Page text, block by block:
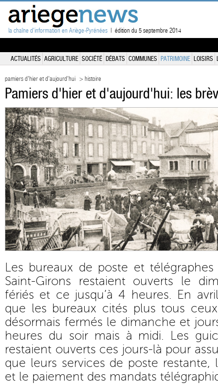
la chaîne d'information en Ariège-Pyrénées | édition du 5 septembre 2014
ACTUALITÉS AGRICULTURE SOCIÉTÉ DÉBATS COMMUNES PATRIMOINE LOISIRS
pamiers d'hier et d'aujourd'hui > histoire
Pamiers d'hier et d'aujourd'hui: les
Les bureaux de poste et
Saint-Girons restaient ouverts le
fériés et ce jusqu’à 4 heures. En
que les bureaux cités plus tous
désormais fermés le dimanche et
heures du soir mais à midi. Les
restaient ouverts ces jours-là pour
que leurs services de poste restante,
et le paiement des mandats